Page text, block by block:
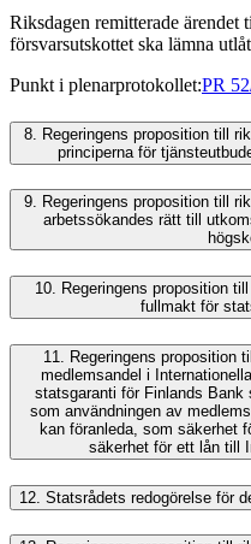
Riksdagen remitterade ärendet
försvarsutskottet ska lämna
Punkt i plenarprotokollet:PR
8. Regeringens proposition till
principerna för
9. Regeringens proposition till
arbetssökandes rätt till
10. Regeringens proposition
fullmakt för
11.
Regeringens proposition
medlemsandel i
statsgaranti för Finlands
som användningen av
kan föranleda, som säkerhet
säkerhet för ett lån till
12. Statsrådets redogörelse för